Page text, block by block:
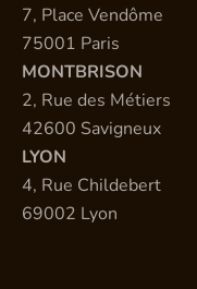
7, Place Vendôme
75001 Paris
MONTBRISON
2, Rue des Métiers
42600 Savigneux
LYON
4, Rue Childebert
69002 Lyon